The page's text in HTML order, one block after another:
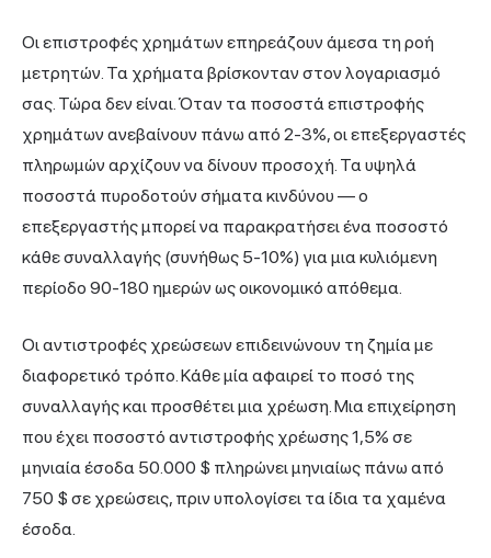
Οι επιστροφές χρημάτων επηρεάζουν άμεσα τη ροή
μετρητών. Τα χρήματα βρίσκονταν στον λογαριασμό
σας. Τώρα δεν είναι. Όταν τα ποσοστά επιστροφής
χρημάτων ανεβαίνουν πάνω από 2-3%, οι επεξεργαστές
πληρωμών αρχίζουν να δίνουν προσοχή. Τα υψηλά
ποσοστά πυροδοτούν σήματα κινδύνου — ο
επεξεργαστής μπορεί να παρακρατήσει ένα ποσοστό
κάθε συναλλαγής (συνήθως 5-10%) για μια κυλιόμενη
περίοδο 90-180 ημερών ως οικονομικό απόθεμα.
Οι αντιστροφές χρεώσεων επιδεινώνουν τη ζημία με
διαφορετικό τρόπο. Κάθε μία αφαιρεί το ποσό της
συναλλαγής και προσθέτει μια χρέωση. Μια επιχείρηση
που έχει ποσοστό αντιστροφής χρέωσης 1,5% σε
μηνιαία έσοδα 50.000 $ πληρώνει μηνιαίως πάνω από
750 $ σε χρεώσεις, πριν υπολογίσει τα ίδια τα χαμένα
έσοδα.